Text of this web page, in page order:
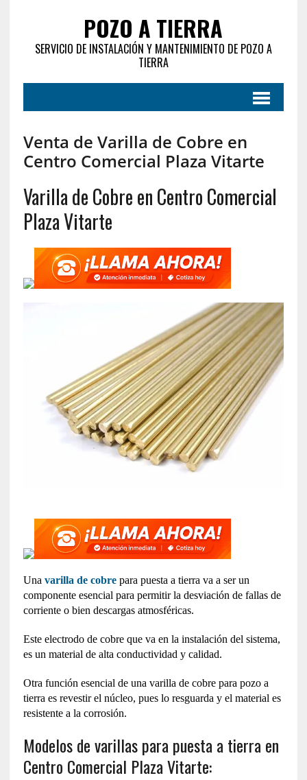
POZO A TIERRA
SERVICIO DE INSTALACIÓN Y MANTENIMIENTO DE POZO A
TIERRA
Venta de Varilla de Cobre en
Centro Comercial Plaza Vitarte
Varilla de Cobre en Centro Comercial
Plaza Vitarte
Una varilla de cobrepara puesta a tierra va a ser un
componente esencial para permitir la desviación de fallas de
corriente o bien descargas atmosféricas.
Este electrodo de cobre que va en la instalación del sistema,
es un material de alta conductividad y calidad.
Otra función esencial de una varilla de cobre para pozo a
tierra es revestir el núcleo, pues lo resguarda y el material es
resistente a la corrosión.
Modelos de varillas para puesta a tierra en
Centro Comercial Plaza Vitarte: